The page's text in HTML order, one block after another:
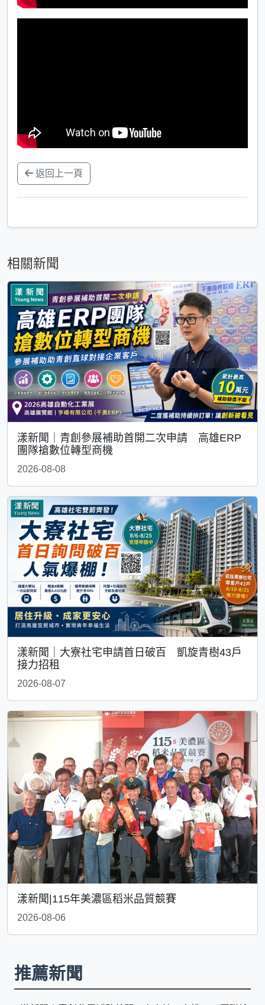
返回上一頁
相關新聞
漾新聞｜青創參展補助首開二次申請 高雄ERP
團隊搶數位轉型商機
2026-08-08
漾新聞｜大寮社宅申請首日破百 凱旋青樹43戶
接力招租
2026-08-07
漾新聞|115年美濃區稻米品質競賽
2026-08-06
推薦新聞